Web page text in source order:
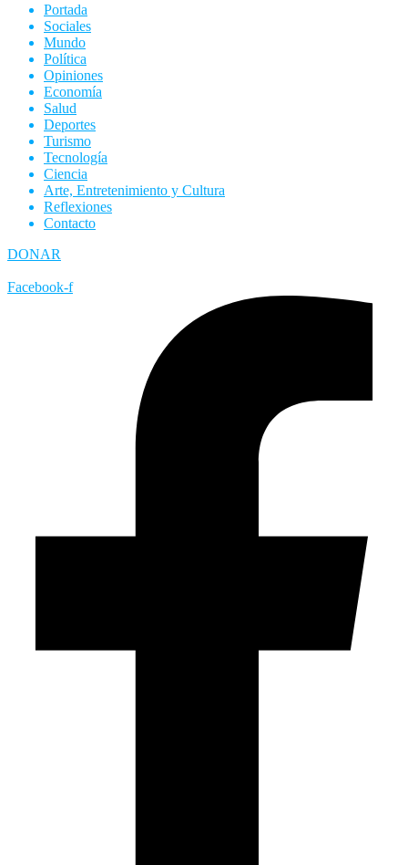
Portada
Sociales
Mundo
Política
Opiniones
Economía
Salud
Deportes
Turismo
Tecnología
Ciencia
Arte, Entretenimiento y Cultura
Reflexiones
Contacto
DONAR
Facebook-f